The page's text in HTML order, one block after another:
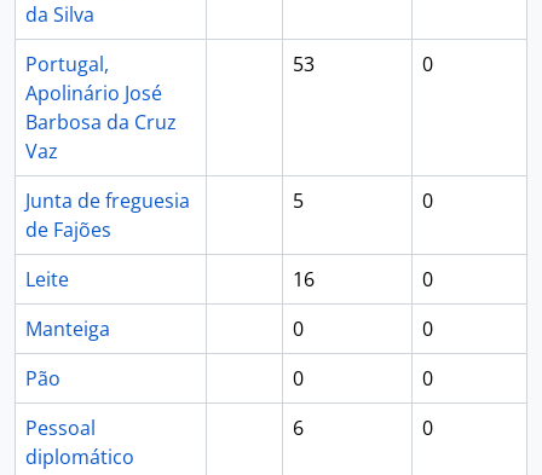
da Silva
Portugal,
Apolinário José
Barbosa da Cruz
Vaz
53 0
Junta de freguesia
de Fajões
5 0
Leite 16
0
Manteiga
0
0
Pão
0
0
Pessoal
diplomático
6 0